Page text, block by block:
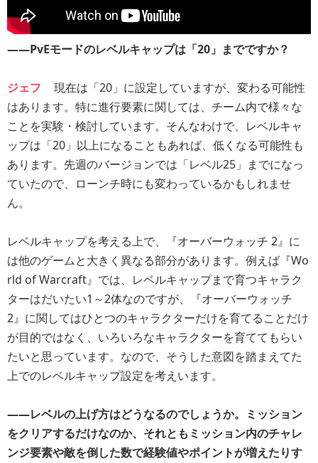
――PvEモードのレベルキャップは「20」までですか？
ジェフ
現在は「20」に設定していますが、変わる可能性
はあります。特に進行要素に関しては、チーム内で様々な
ことを実験・検討しています。そんなわけで、レベルキャ
ップは「20」以上になることもあれば、低くなる可能性も
あります。先週のバージョンでは「レベル25」までになっ
ていたので、ローンチ時にも変わっているかもしれませ
ん。
レベルキャップを考える上で、『オーバーウォッチ 2』に
は他のゲームと大きく異なる部分があります。例えば『Wo
rld of Warcraft』では、レベルキャップまで育つキャラク
ターはだいたい1～2体なのですが、『オーバーウォッチ
2』に関してはひとつのキャラクターだけを育てることだけ
が目的ではなく、いろいろなキャラクターを育ててもらい
たいと思っています。なので、そうした意図を踏まえてた
上でのレベルキャップ設定を考えいます。
――レベルの上げ方はどうなるのでしょうか。ミッション
をクリアするだけなのか、それともミッション内のチャレ
ンジ要素や敵を倒した数で経験値やポイントが増えたりす